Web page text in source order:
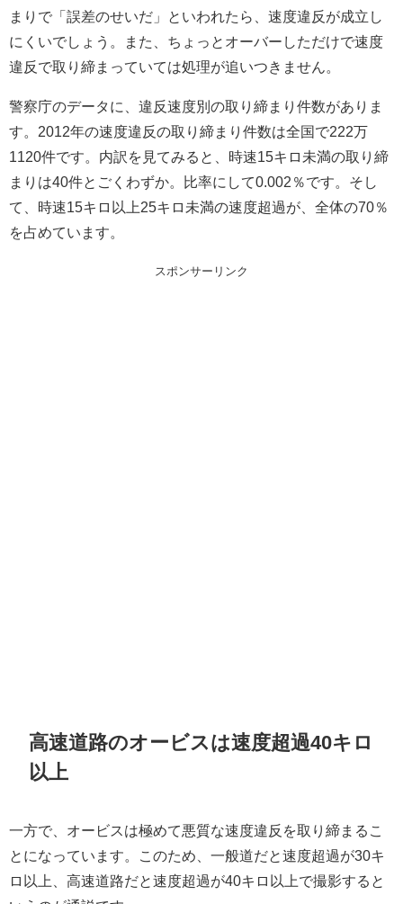
まりで「誤差のせいだ」といわれたら、速度違反が成立し
にくいでしょう。また、ちょっとオーバーしただけで速度
違反で取り締まっていては処理が追いつきません。
警察庁のデータに、違反速度別の取り締まり件数がありま
す。2012年の速度違反の取り締まり件数は全国で222万
1120件です。内訳を見てみると、時速15キロ未満の取り締
まりは40件とごくわずか。比率にして0.002％です。そし
て、時速15キロ以上25キロ未満の速度超過が、全体の70％
を占めています。
スポンサーリンク
高速道路のオービスは速度超過40キロ
以上
一方で、オービスは極めて悪質な速度違反を取り締まるこ
とになっています。このため、一般道だと速度超過が30キ
ロ以上、高速道路だと速度超過が40キロ以上で撮影すると